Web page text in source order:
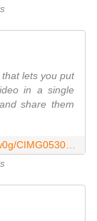
lets you put
in a single
share them